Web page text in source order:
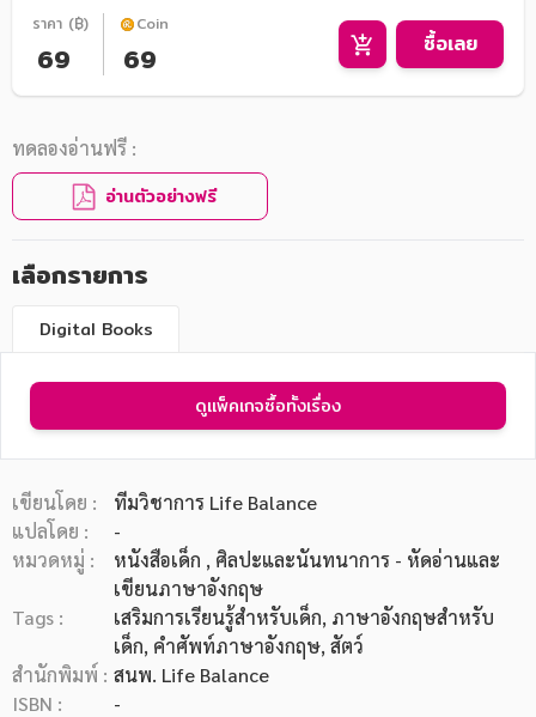
หมวดหมู่หนังสือ
หมวดหมู่ยอดนิยม
ราคา (฿)
69
Coin
69 ซื้อเลย
ทดลองอ่านฟรี :
อ่านตัวอย่างฟรี
เลือกรายการ
Digital Books
ดูแพ็คเกจซื้อทั้งเรื่อง
เขียนโดย :
ทีมวิชาการ Life Balance
แปลโดย :
-
หมวดหมู่ :
หนังสือเด็ก , ศิลปะและนันทนาการ - หัดอ่านและ
เขียนภาษาอังกฤษ
Tags :
เสริมการเรียนรู้สำหรับเด็ก, ภาษาอังกฤษสำหรับ
เด็ก, คำศัพท์ภาษาอังกฤษ, สัตว์
สำนักพิมพ์ : สนพ. Life Balance
ISBN :
-